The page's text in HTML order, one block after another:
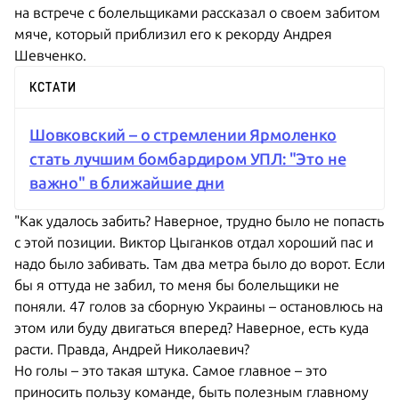
на встрече с болельщиками рассказал о своем забитом
мяче, который приблизил его к рекорду Андрея
Шевченко.
КСТАТИ
Шовковский – о стремлении Ярмоленко
стать лучшим бомбардиром УПЛ: "Это не
важно" в ближайшие дни
"Как удалось забить? Наверное, трудно было не попасть
с этой позиции. Виктор Цыганков отдал хороший пас и
надо было забивать. Там два метра было до ворот. Если
бы я оттуда не забил, то меня бы болельщики не
поняли. 47 голов за сборную Украины – остановлюсь на
этом или буду двигаться вперед? Наверное, есть куда
расти. Правда, Андрей Николаевич?
Но голы – это такая штука. Самое главное – это
приносить пользу команде, быть полезным главному